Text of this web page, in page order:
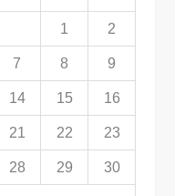
1 2
7 8 9
14 15 16
21 22 23
28 29 30